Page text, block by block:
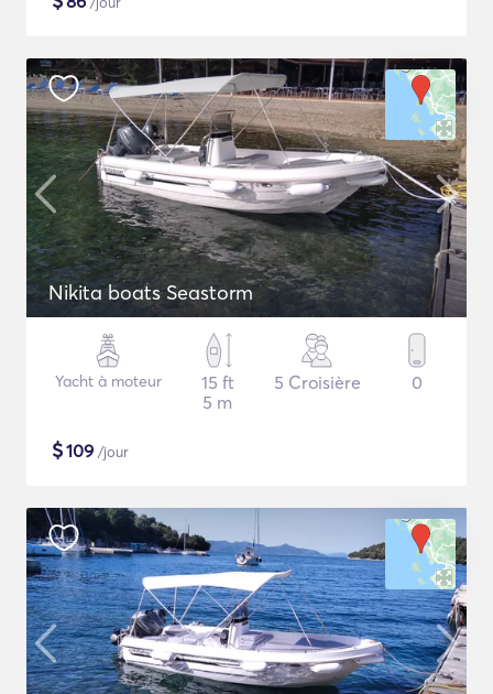
Nikita boats Seastorm
Yacht à moteur
15 ft
5 m
5 Croisière 0
$109 /jour